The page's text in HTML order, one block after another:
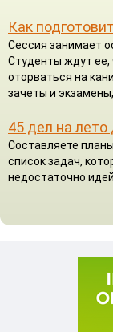
Как
Сессия занимает
Студенты ждут ее,
оторваться на
зачеты и
45 дел на
Составляете
список задач,
недостаточно идей.